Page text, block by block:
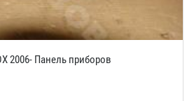
2006- Панель приборов